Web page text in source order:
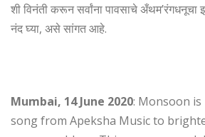
शी विनंती करून सर्वांना पावसाचे अँथम’रंगधनूचा
नंद घ्या, असे सांगत आहे.
Mumbai, 14 June 2020: Monsoon is
song from Apeksha Music to